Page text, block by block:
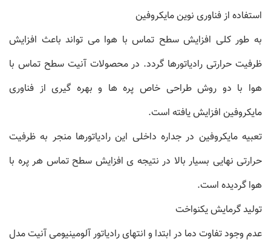
استفاده از فناوری نوین مایکروفین
به طور کلی افزایش سطح تماس با هوا می تواند باعث افزایش
ظرفیت حرارتی رادیاتورها گردد. در محصولات آنیت سطح تماس با
هوا با دو روش طراحی خاص پره ها و بهره گیری از فناوری
مایکروفین افزایش یافته است.
تعبیه مایکروفین در جداره داخلی این رادیاتورها منجر به ظرفیت
حرارتی نهایی بسیار بالا در نتیجه ی افزایش سطح تماس هر پره با
هوا گردیده است.
تولید گرمایش یکنواخت
عدم وجود تفاوت دما در ابتدا و انتهای رادیاتور آلومینیومی آنیت مدل